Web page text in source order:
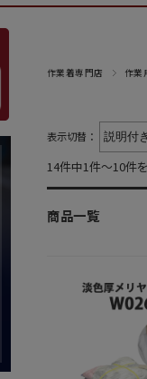
作業着専門店 作業
表示切替：
14件中1件～10件
商品一覧